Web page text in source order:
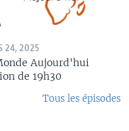
24, 2025
Aujourd'hui
de 19h30
Tous les épisodes